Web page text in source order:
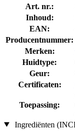
Art. nr.:
Inhoud:
EAN:
Producentnummer:
Merken:
Huidtype:
Geur:
Certificaten:
Toepassing:
Ingrediënten